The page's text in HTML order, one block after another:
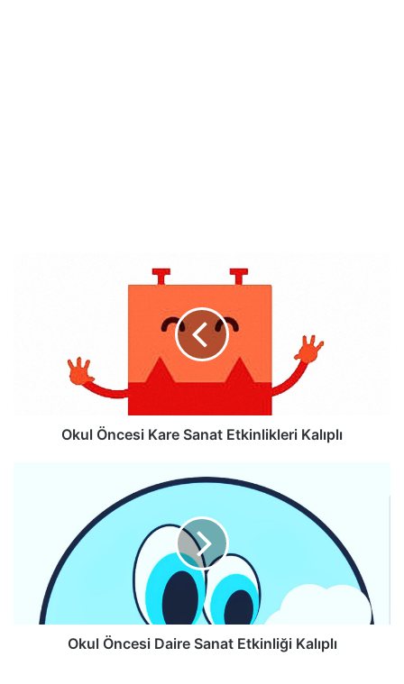
Okul Öncesi Kare Sanat Etkinlikleri Kalıplı
Okul Öncesi Daire Sanat Etkinliği Kalıplı